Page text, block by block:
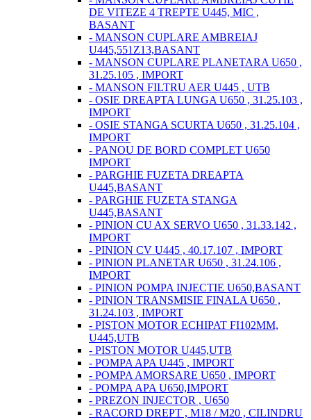
DE VITEZE 4 TREPTE U445, MIC ,
BASANT
- MANSON CUPLARE AMBREIAJ
U445,551Z13,BASANT
- MANSON CUPLARE PLANETARA U650 ,
31.25.105 , IMPORT
- MANSON FILTRU AER U445 , UTB
- OSIE DREAPTA LUNGA U650 , 31.25.103 ,
IMPORT
- OSIE STANGA SCURTA U650 , 31.25.104 ,
IMPORT
- PANOU DE BORD COMPLET U650
IMPORT
- PARGHIE FUZETA DREAPTA
U445,BASANT
- PARGHIE FUZETA STANGA
U445,BASANT
- PINION CU AX SERVO U650 , 31.33.142 ,
IMPORT
- PINION CV U445 , 40.17.107 , IMPORT
- PINION PLANETAR U650 , 31.24.106 ,
IMPORT
- PINION POMPA INJECTIE U650,BASANT
- PINION TRANSMISIE FINALA U650 ,
31.24.103 , IMPORT
- PISTON MOTOR ECHIPAT FI102MM,
U445,UTB
- PISTON MOTOR U445,UTB
- POMPA APA U445 , IMPORT
- POMPA AMORSARE U650 , IMPORT
- POMPA APA U650,IMPORT
- PREZON INJECTOR , U650
- RACORD DREPT , M18 / M20 , CILINDRU